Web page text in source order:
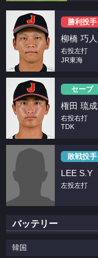
勝利投手
柳橋 巧人
右投左打
JR東海
セーブ
権田 琉成
右投右打
TDK
敗戦投手
LEE S.Y
左投左打
バッテリー
韓国